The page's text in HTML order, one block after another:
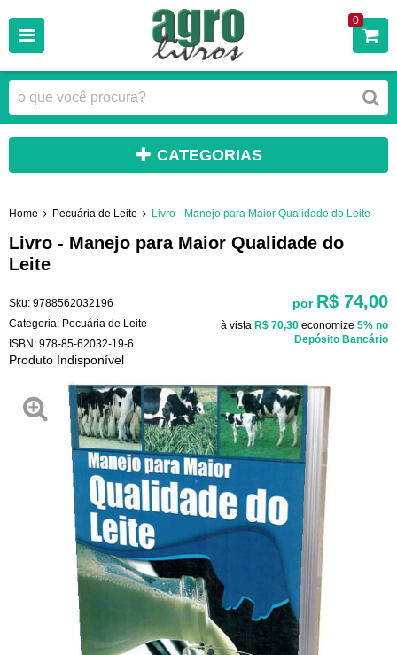
0
CATEGORIAS
Home Pecuária de Leite Livro - Manejo para Maior Qualidade do Leite
Livro - Manejo para Maior Qualidade do
Leite
Sku: 9788562032196
Categoria: Pecuária de Leite
ISBN: 978-85-62032-19-6
Produto Indisponível
por R$ 74,00
à vista R$ 70,30 economize 5% no
Depósito Bancário